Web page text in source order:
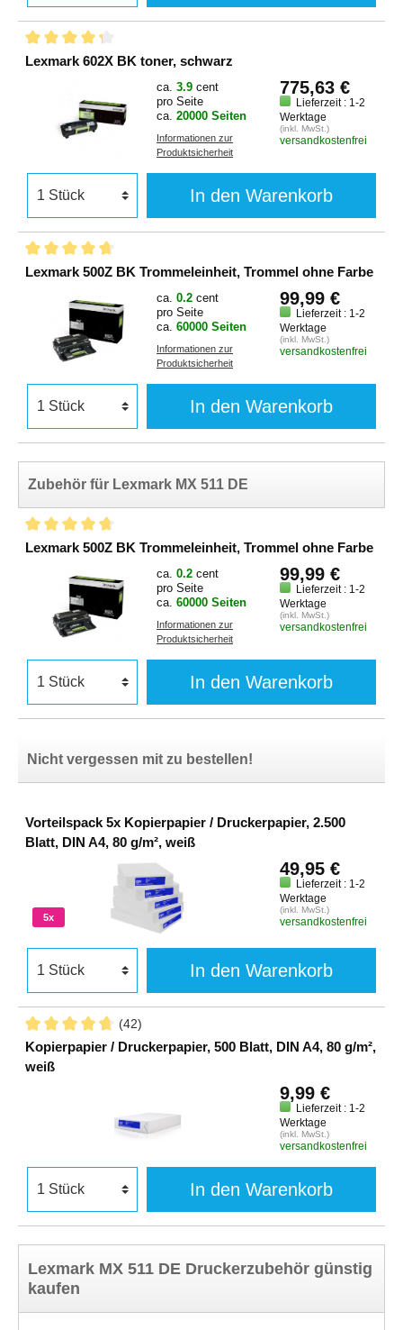
Lexmark 602X BK toner, schwarz
ca. 3.9 cent
pro Seite
ca. 20000 Seiten
Informationen zur
Produktsicherheit
775,63 €
Lieferzeit : 1-2
Werktage
(inkl. MwSt.)
versandkostenfrei
In den Warenkorb
Lexmark 500Z BK Trommeleinheit, Trommel ohne Farbe
ca. 0.2 cent
pro Seite
ca. 60000 Seiten
Informationen zur
Produktsicherheit
99,99 €
Lieferzeit : 1-2
Werktage
(inkl. MwSt.)
versandkostenfrei
In den Warenkorb
Zubehör für Lexmark MX 511 DE
Lexmark 500Z BK Trommeleinheit, Trommel ohne Farbe
ca. 0.2 cent
pro Seite
ca. 60000 Seiten
Informationen zur
Produktsicherheit
99,99 €
Lieferzeit : 1-2
Werktage
(inkl. MwSt.)
versandkostenfrei
In den Warenkorb
Nicht vergessen mit zu bestellen!
Vorteilspack 5x Kopierpapier / Druckerpapier, 2.500
Blatt, DIN A4, 80 g/m², weiß
5x
49,95 €
Lieferzeit : 1-2
Werktage
(inkl. MwSt.)
versandkostenfrei
In den Warenkorb
(42)
Kopierpapier / Druckerpapier, 500 Blatt, DIN A4, 80 g/m²,
weiß
9,99 €
Lieferzeit : 1-2
Werktage
(inkl. MwSt.)
versandkostenfrei
In den Warenkorb
Lexmark MX 511 DE Druckerzubehör günstig
kaufen